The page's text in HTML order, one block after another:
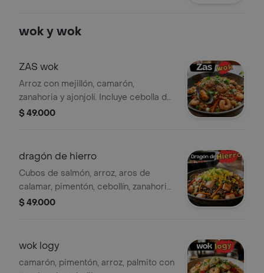
wok y wok
ZAS wok
Arroz con mejillón, camarón,
zanahoria y ajonjolí. Incluye cebolla de
verdeo y cilantro.
$ 49.000
dragón de hierro
Cubos de salmón, arroz, aros de
calamar, pimentón, cebollín, zanahoria,
zucchini y maíz.
$ 49.000
wok logy
camarón, pimentón, arroz, palmito con